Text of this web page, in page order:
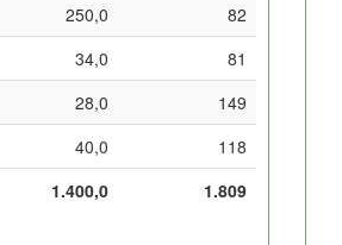
250,0
82
34,0
81
28,0
149
40,0
118
1.400,0
1.809